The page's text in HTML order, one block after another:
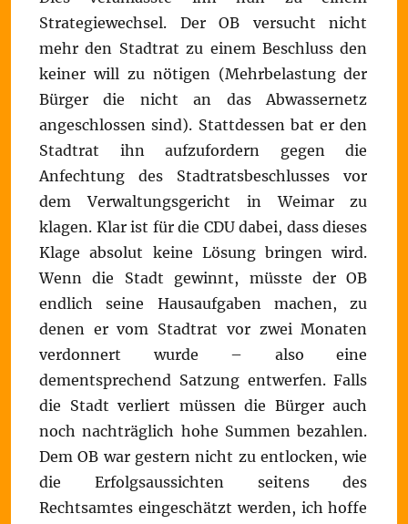
Strategiewechsel. Der OB versucht nicht
mehr den Stadtrat zu einem Beschluss den
keiner will zu nötigen (Mehrbelastung der
Bürger die nicht an das Abwassernetz
angeschlossen sind). Stattdessen bat er den
Stadtrat ihn aufzufordern gegen die
Anfechtung des Stadtratsbeschlusses vor
dem Verwaltungsgericht in Weimar zu
klagen. Klar ist für die CDU dabei, dass dieses
Klage absolut keine Lösung bringen wird.
Wenn die Stadt gewinnt, müsste der OB
endlich seine Hausaufgaben machen, zu
denen er vom Stadtrat vor zwei Monaten
verdonnert wurde – also eine
dementsprechend Satzung entwerfen. Falls
die Stadt verliert müssen die Bürger auch
noch nachträglich hohe Summen bezahlen.
Dem OB war gestern nicht zu entlocken, wie
die Erfolgsaussichten seitens des
Rechtsamtes eingeschätzt werden, ich hoffe